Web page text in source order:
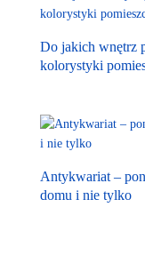
Do jakich wnętrz
kolorystyki
Antykwariat –
domu i nie tylko